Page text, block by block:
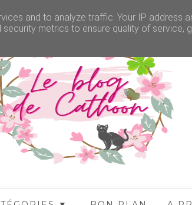
and to analyze traffic. Your IP address
metrics to ensure quality of service,